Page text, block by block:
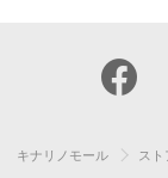
キナリノモール スト